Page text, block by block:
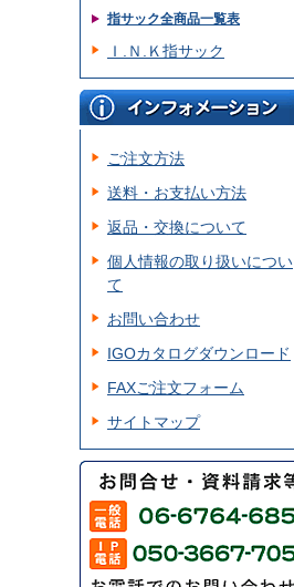
指サック全商品一覧表
Ｉ.Ｎ.Ｋ指サック
ご注文方法
送料・お支払い方法
返品・交換について
個人情報の取り扱いについ
て
お問い合わせ
IGOカタログダウンロード
FAXご注文フォーム
サイトマップ